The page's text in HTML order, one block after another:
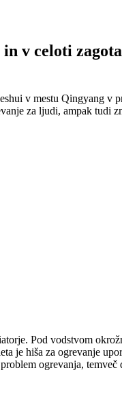
in v celoti
v mestu Qingyang v
za ljudi, ampak tudi
Pod vodstvom
je hiša za ogrevanje
ogrevanja,